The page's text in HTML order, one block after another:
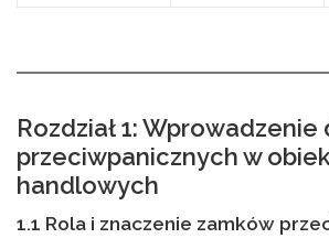
Rozdział 1:
przeciwpanicznych w
handlowych
1.1 Rola i znaczenie zamków